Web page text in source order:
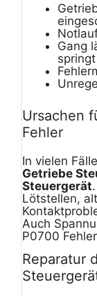
Gang
Ursachen
Fehler
In vielen
Getriebe
Steuergerät
Lötstellen,
Auch
P0700
Reparatur